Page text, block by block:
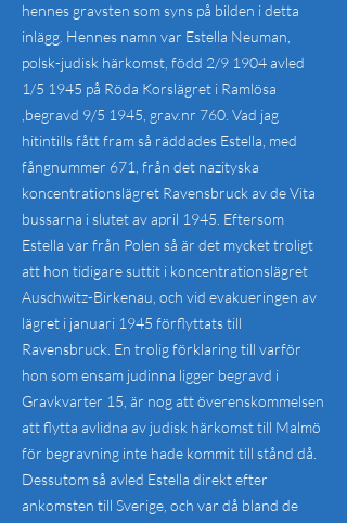
hennes gravsten som syns på bilden i detta
inlägg. Hennes namn var Estella Neuman,
polsk-judisk härkomst, född 2/9 1904 avled
1/5 1945 på Röda Korslägret i Ramlösa
,begravd 9/5 1945, grav.nr 760. Vad jag
hitintills fått fram så räddades Estella, med
fångnummer 671, från det nazityska
koncentrationslägret Ravensbruck av de Vita
bussarna i slutet av april 1945. Eftersom
Estella var från Polen så är det mycket troligt
att hon tidigare suttit i koncentrationslägret
Auschwitz-Birkenau, och vid evakueringen av
lägret i januari 1945 förflyttats till
Ravensbruck. En trolig förklaring till varför
hon som ensam judinna ligger begravd i
Gravkvarter 15, är nog att överenskommelsen
att flytta avlidna av judisk härkomst till Malmö
för begravning inte hade kommit till stånd då.
Dessutom så avled Estella direkt efter
ankomsten till Sverige, och var då bland de